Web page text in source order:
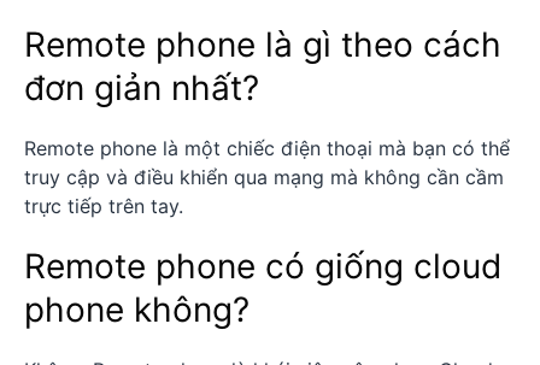
Remote phone là gì theo cách
đơn giản nhất?
Remote phone là một chiếc điện thoại mà bạn có thể
truy cập và điều khiển qua mạng mà không cần cầm
trực tiếp trên tay.
Remote phone có giống cloud
phone không?